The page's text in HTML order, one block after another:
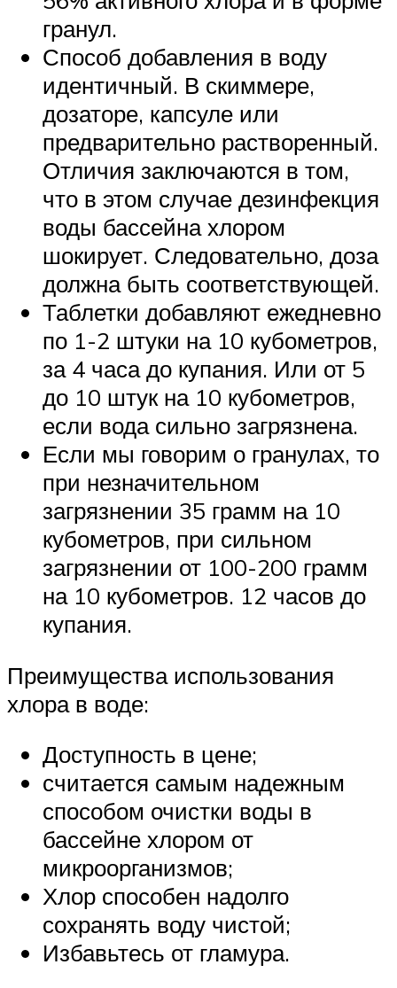
гранул.
Способ добавления в воду
идентичный. В скиммере,
дозаторе, капсуле или
предварительно растворенный.
Отличия заключаются в том,
что в этом случае дезинфекция
воды бассейна хлором
шокирует. Следовательно, доза
должна быть соответствующей.
Таблетки добавляют ежедневно
по 1-2 штуки на 10 кубометров,
за 4 часа до купания. Или от 5
до 10 штук на 10 кубометров,
если вода сильно загрязнена.
Если мы говорим о гранулах, то
при незначительном
загрязнении 35 грамм на 10
кубометров, при сильном
загрязнении от 100-200 грамм
на 10 кубометров. 12 часов до
купания.
Преимущества использования
хлора в воде:
Доступность в цене;
считается самым надежным
способом очистки воды в
бассейне хлором от
микроорганизмов;
Хлор способен надолго
сохранять воду чистой;
Избавьтесь от гламура.